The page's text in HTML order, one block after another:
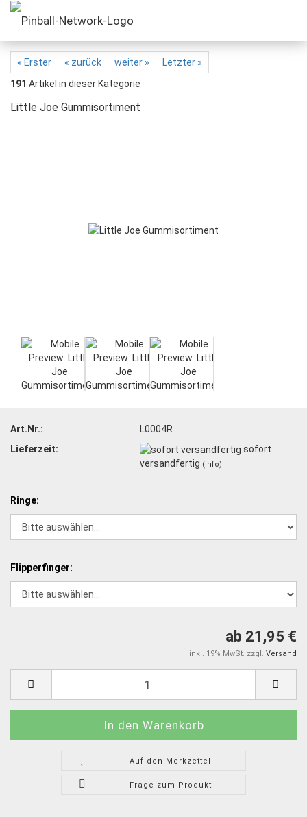
« Erster « zurück weiter »
Letzter »
191 Artikel in dieser Kategorie
Little Joe Gummisortiment
Art.Nr.:
L0004R
Lieferzeit:
sofort
versandfertig (Info)
Ringe:
Flipperfinger:
ab 21,95 €
inkl. 19% MwSt. zzgl. Versand
Auf den Merkzettel
Frage zum Produkt